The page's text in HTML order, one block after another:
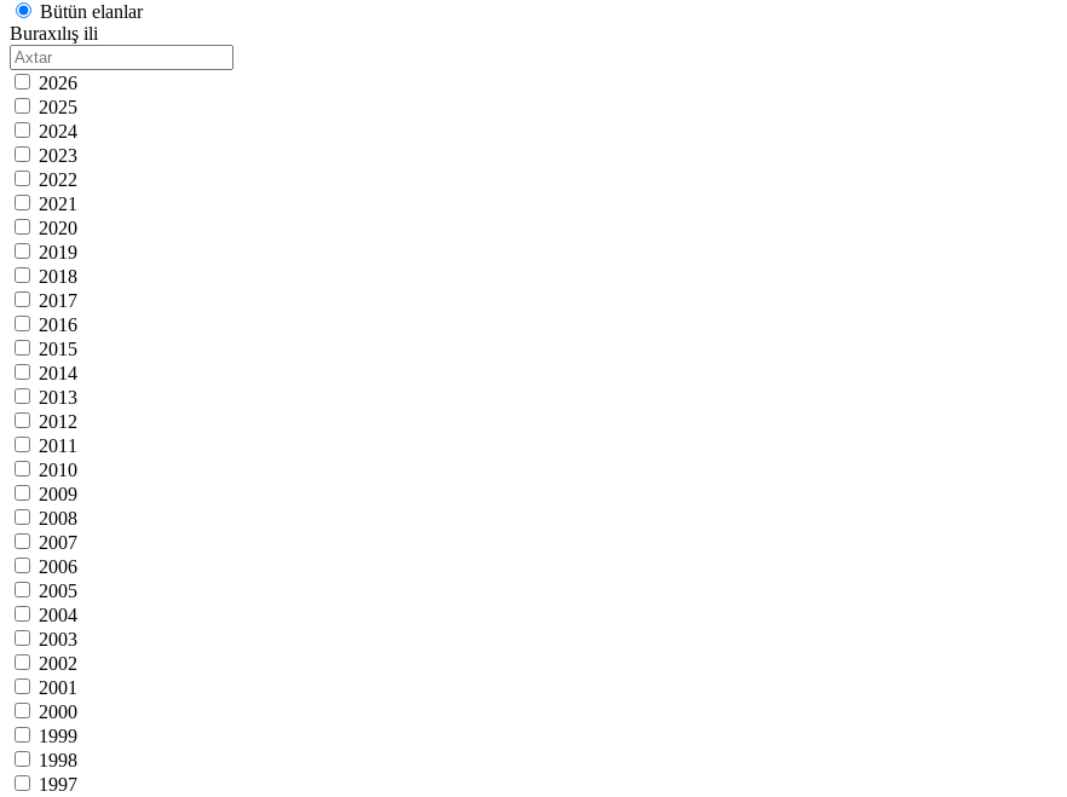
Bütün elanlar
Buraxılış ili
2026
2025
2024
2023
2022
2021
2020
2019
2018
2017
2016
2015
2014
2013
2012
2011
2010
2009
2008
2007
2006
2005
2004
2003
2002
2001
2000
1999
1998
1997